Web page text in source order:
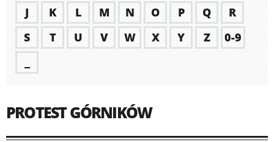
J
K L M N O P Q
R
S
T U V W X Y Z
0-9
PROTEST GÓRNIKÓW